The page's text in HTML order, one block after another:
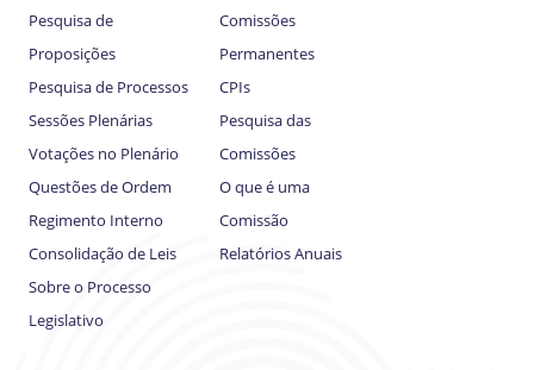
Pesquisa de
Proposições
Pesquisa de Processos
Sessões Plenárias
Votações no Plenário
Questões de Ordem
Regimento Interno
Consolidação de Leis
Sobre o Processo
Legislativo
Comissões
Permanentes
CPIs
Pesquisa das
Comissões
O que é uma
Comissão
Relatórios Anuais